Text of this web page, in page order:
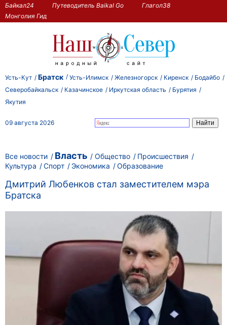
Байкал24 Путеводитель Baikal Go
Глагол38
Монголия Гид
Усть-Кут Братск Усть-Илимск Железногорск Киренск
Бодайбо
Северобайкальск
Казачинское Иркутская область
Бурятия
Якутия
09 августа 2026
Все новости Власть Общество
Происшествия
Культура
Спорт Экономика Образование
Дмитрий Любенков стал заместителем мэра
Братска